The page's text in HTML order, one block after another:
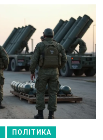
ПОЛІТИКА